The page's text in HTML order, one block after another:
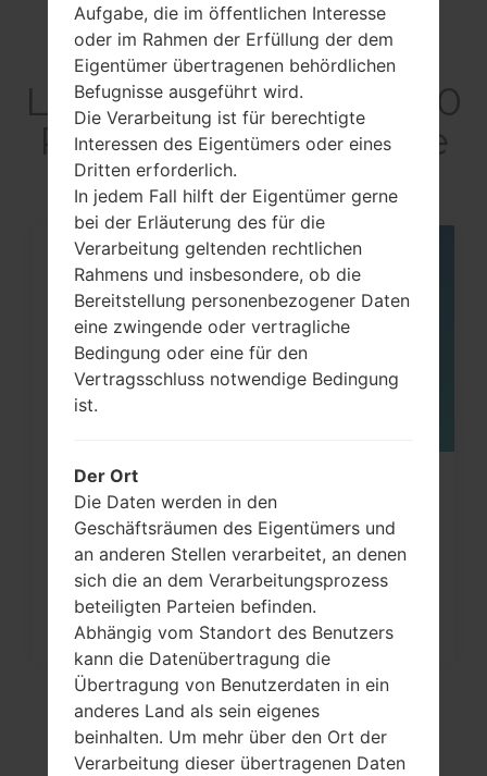
Artikel
LGAN270PP(LGAN270
PP) akaLG Exchange
Wie kann man die
Werkseinstellungen durch Menü
auf...
Aufgabe, die im öffentlichen Interesse
oder im Rahmen der Erfüllung der dem
Eigentümer übertragenen behördlichen
Befugnisse ausgeführt wird.
Die Verarbeitung ist für berechtigte
Interessen des Eigentümers oder eines
Dritten erforderlich.
In jedem Fall hilft der Eigentümer gerne
bei der Erläuterung des für die
Verarbeitung geltenden rechtlichen
Rahmens und insbesondere, ob die
Bereitstellung personenbezogener Daten
eine zwingende oder vertragliche
Bedingung oder eine für den
Vertragsschluss notwendige Bedingung
ist.
Der Ort
Die Daten werden in den
Geschäftsräumen des Eigentümers und
an anderen Stellen verarbeitet, an denen
sich die an dem Verarbeitungsprozess
beteiligten Parteien befinden.
Abhängig vom Standort des Benutzers
kann die Datenübertragung die
Übertragung von Benutzerdaten in ein
anderes Land als sein eigenes
beinhalten. Um mehr über den Ort der
Verarbeitung dieser übertragenen Daten